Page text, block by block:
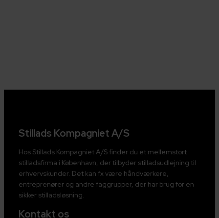
Stillads Kompagniet A/S
Hos Stillads Kompagniet A/S finder du et mellemstort
stilladsfirma i København, der tilbyder stilladsudlejning til
erhvervskunder. Det kan fx være håndværkere,
entreprenører og andre faggrupper, der har brug for en
sikker stilladsløsning.
Kontakt os